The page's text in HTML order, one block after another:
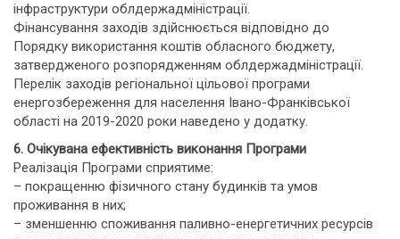
інфраструктури облдержадміністрації.
Фінансування заходів здійснюється відповідно до
Порядку використання коштів обласного бюджету,
затвердженого розпорядженням облдержадміністрації.
Перелік заходів регіональної цільової програми
енергозбереження для населення Івано-Франківської
області на 2019-2020 роки наведено у додатку.
6. Очікувана ефективність виконання Програми
Реалізація Програми сприятиме:
– покращенню фізичного стану будинків та умов
проживання в них;
– зменшенню споживання паливно-енергетичних ресурсів